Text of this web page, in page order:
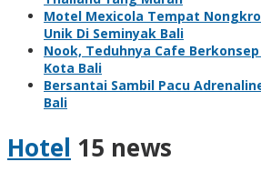
Motel Mexicola Tempat
Unik Di Seminyak Bali
Nook, Teduhnya Cafe
Kota Bali
Bersantai Sambil Pacu
Bali
Hotel 15 news